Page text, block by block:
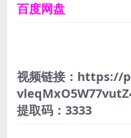
百度网盘
视频链接：https://
提取码：3333